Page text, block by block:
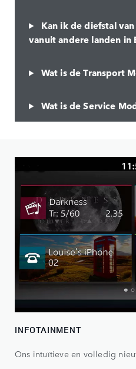
Kan ik de diefstal
vanuit andere landen in
Wat is de Transport
Wat is de Service
INFOTAINMENT
Ons intuïtieve en volledig